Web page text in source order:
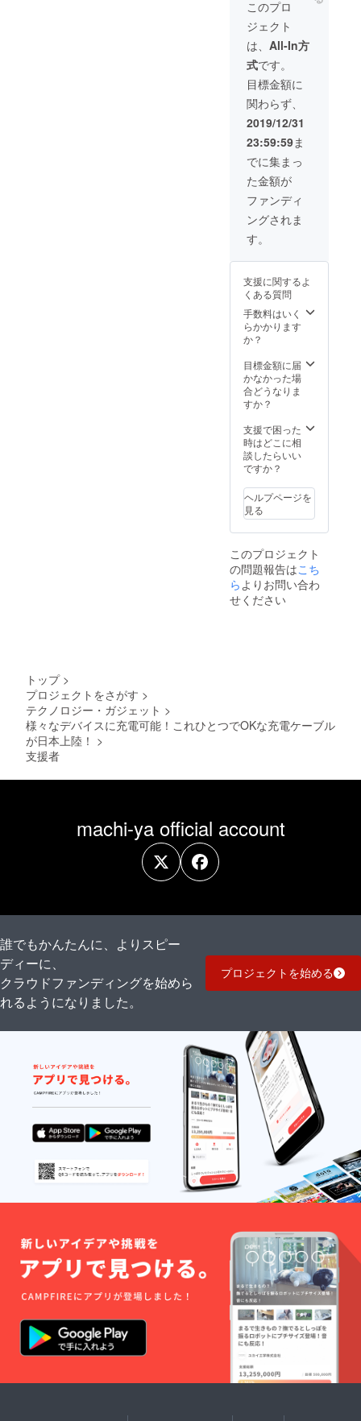
合があ
りま
す。 ※
使用感
等に関
する返
品・返
金はお
受けい
たしか
ねま
す。
→3,920
円 ・送
料無料
・カ
ラー：
レッド
※色は2
色から
お選び
いただ
けま
す。 ※
ご注文
状況、
使用部
材の供
給状
上の都
より出
荷時期
が遅れ
る場合
があり
※使用感
等に関
する返
品・返
受けい
たしか
ねま
す。
このプロ
ジェクト
は、 All-In方
式です。
目標金額に
関わらず、
2019/12/31
23:59:59ま
でに集まっ
た金額が
ファンディ
ングされま
す。
支援に関するよ
くある質問
手数料はいく
らかかります
か？
目標金額に届
かなかった場
合どうなりま
すか？
支援で困った
時はどこに相
談したらいい
ですか？
ヘルプページを
見る
このプロジェクト
の問題報告はこち
ら よりお問い合わ
せください
トップ >
プロジェクトをさがす >
テクノロジー・ガジェット >
様々なデバイスに充電可能！これひとつでOKな充電ケーブル
が日本上陸！ >
支援者
machi-ya official account
誰でもかんたんに、よりスピー
ディーに、
クラウドファンディングを始めら
れるようになりました。
プロジェクトを始める